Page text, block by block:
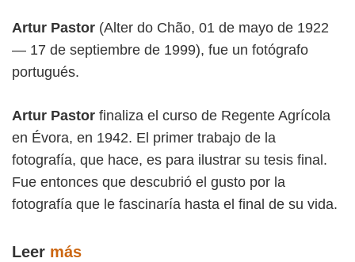
Artur Pastor (Alter do Chão, 01 de mayo de 1922
— 17 de septiembre de 1999), fue un fotógrafo
portugués.
Artur Pastor finaliza el curso de Regente Agrícola
en Évora, en 1942. El primer trabajo de la
fotografía, que hace, es para ilustrar su tesis final.
Fue entonces que descubrió el gusto por la
fotografía que le fascinaría hasta el final de su vida.
Leer más